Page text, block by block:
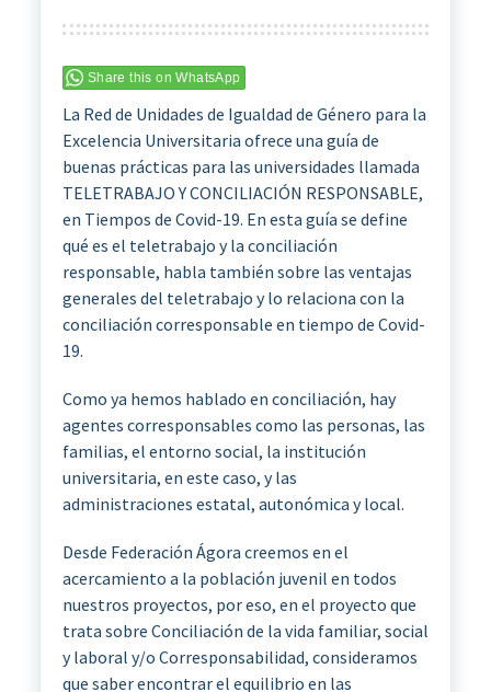
Share this on WhatsApp
La Red de Unidades de Igualdad de Género para la
Excelencia Universitaria ofrece una guía de
buenas prácticas para las universidades llamada
TELETRABAJO Y CONCILIACIÓN RESPONSABLE,
en Tiempos de Covid-19. En esta guía se define
qué es el teletrabajo y la conciliación
responsable, habla también sobre las ventajas
generales del teletrabajo y lo relaciona con la
conciliación corresponsable en tiempo de Covid-
19.
Como ya hemos hablado en conciliación, hay
agentes corresponsables como las personas, las
familias, el entorno social, la institución
universitaria, en este caso, y las
administraciones estatal, autonómica y local.
Desde Federación Ágora creemos en el
acercamiento a la población juvenil en todos
nuestros proyectos, por eso, en el proyecto que
trata sobre Conciliación de la vida familiar, social
y laboral y/o Corresponsabilidad, consideramos
que saber encontrar el equilibrio en las